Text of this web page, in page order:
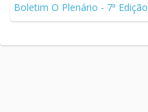
Boletim O Plenário - 7ª Edição